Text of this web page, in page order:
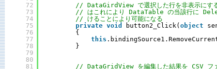
72
73
74
75
76
77
78
79
80
81
// DataGirdView で選択した行を非表示にす
// はこれにより DataTable の当該行に
// けることにより可能になる
private void button2_Click(object
{
this
}
// DataGridView を編集した結果を CSV フ